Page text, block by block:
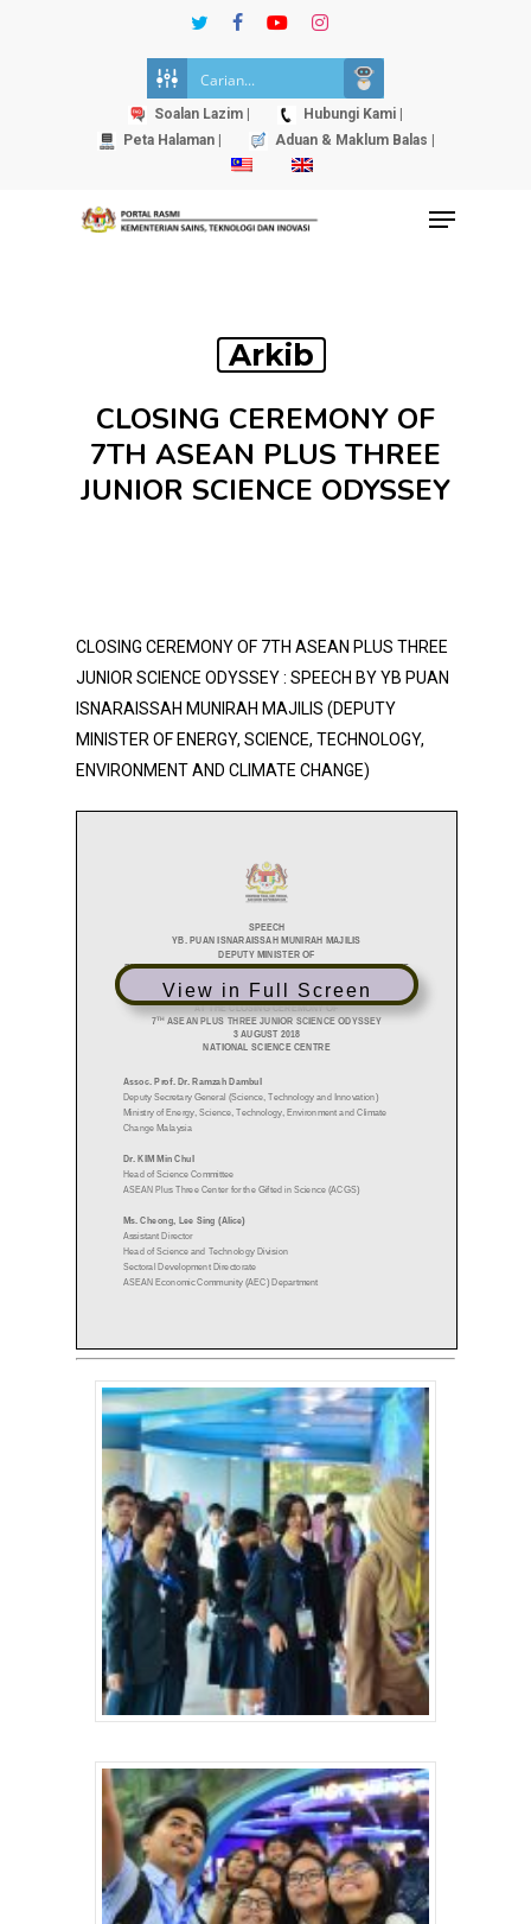
twitterfacebookyoutubeinstagram
Soalan Lazim |
Hubungi Kami |
Peta Halaman |
Aduan & Maklum Balas |
Menu
Arkib
CLOSING CEREMONY OF
7TH ASEAN PLUS THREE
JUNIOR SCIENCE ODYSSEY
CLOSING CEREMONY OF 7TH ASEAN PLUS THREE
JUNIOR SCIENCE ODYSSEY : SPEECH BY YB PUAN
ISNARAISSAH MUNIRAH MAJILIS (DEPUTY
MINISTER OF ENERGY, SCIENCE, TECHNOLOGY,
ENVIRONMENT AND CLIMATE CHANGE)
View in Full Screen